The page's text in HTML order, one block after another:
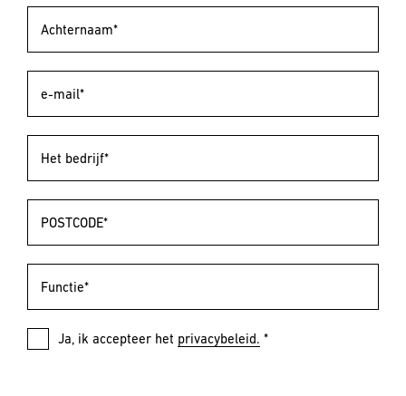
Achternaam*
e-mail*
Het bedrijf*
POSTCODE*
Functie*
Ja, ik accepteer het privacybeleid. *